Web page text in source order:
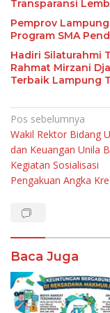
Transparansi
Pemprov
Program SMA
Hadiri Silaturahmi
Rahmat Mirzani
Terbaik Lampung
Navigasi
pos
Pos sebelumnya
Wakil Rektor Bidang
dan Keuangan Unila
Kegiatan Sosialisasi
Pengakuan Angka
Baca Juga